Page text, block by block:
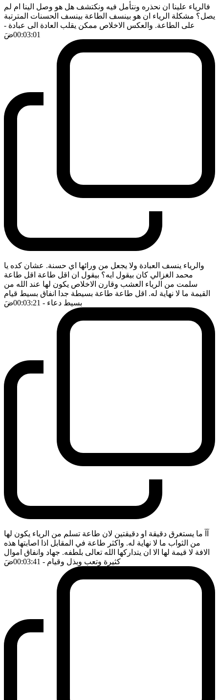
فالرياء علينا ان نحذره ونتأمل فيه ونكتشف هل هو وصل الينا ام لم
يصل؟ مشكلة الرياء ان هو بينسف الطاعة بينسف الحسنات المترتبة
على الطاعة. والعكس الاخلاص ممكن يقلب العادة الى عبادة -
00:03:01ضَ
والرياء ينسف العبادة ولا يجعل من ورائها اي حسنة. عشان كده يا
محمد الغزالي كان بيقول ايه؟ بيقول ان اقل طاعة اقل طاعة
سلمت من الرياء العشب وقارن الاخلاص يكون لها عند الله من
القيمة ما لا نهاية له. اقل طاعة طاعة بسيطة جدا انفاق بسيط قيام
بسيط دعاء - 00:03:21 ضَ
آآ ما يستغرق دقيقة او دقيقتين لان طاعة تسلم من الرياء يكون لها
من الثواب ما لا نهاية له. واكثر طاعة في المقابل اذا اصابتها هذه
الافة لا قيمة لها الا ان يتداركها الله تعالى بلطفه. جهاد وانفاق اموال
كثيرة وتعب وبذل وقيام - 00:03:41 ضَ